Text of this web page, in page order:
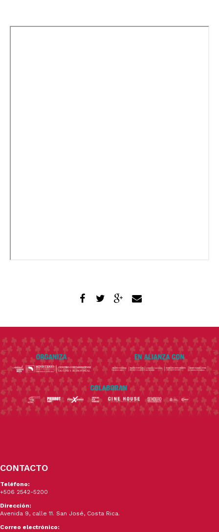
CONTACTO
Teléfono:
+506 2542-5200
Dirección:
Avenida 9, calle 11. San José, Costa Rica.
Correo electrónico: